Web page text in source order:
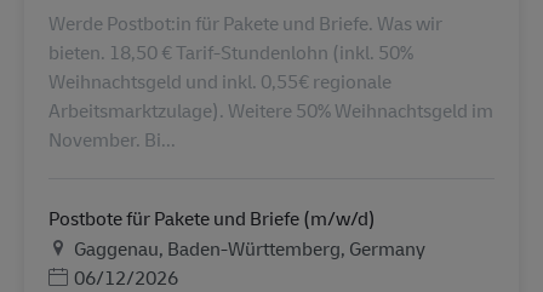
Werde Postbot:in für Pakete und Briefe. Was wir
bieten. 18,50 € Tarif-Stundenlohn (inkl. 50%
Weihnachtsgeld und inkl. 0,55€ regionale
Arbeitsmarktzulage). Weitere 50% Weihnachtsgeld im
November. Bi...
Postbote für Pakete und Briefe (m/w/d)
Τοποθεσία
Gaggenau, Baden-Württemberg, Germany
Ημερομηνία Ανάρτησης
06/12/2026